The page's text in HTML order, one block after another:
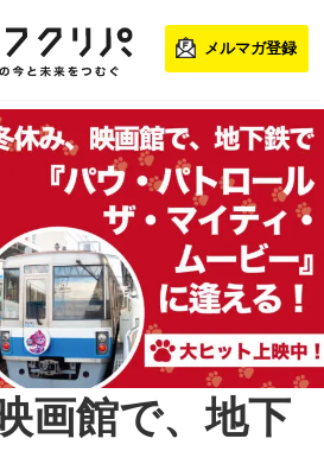
メルマガ登録
画館で、地下